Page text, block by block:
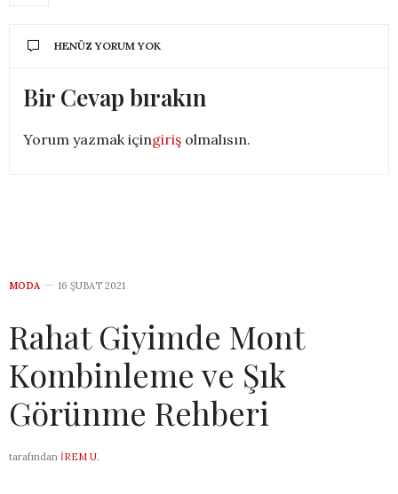
HENÜZ YORUM YOK
Bir Cevap bırakın
Yorum yazmak içingiriş olmalısın.
MODA 16 ŞUBAT 2021
Rahat Giyimde Mont
Kombinleme ve Şık
Görünme Rehberi
tarafından İREM U.